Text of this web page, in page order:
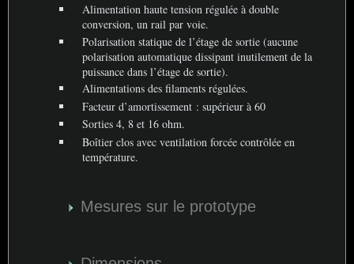
Alimentation haute tension régulée à double
conversion, un rail par voie.
Polarisation statique de l’étage de sortie (aucune
polarisation automatique dissipant inutilement de la
puissance dans l’étage de sortie).
Alimentations des filaments régulées.
Facteur d’amortissement : supérieur à 60
Sorties 4, 8 et 16 ohm.
Boîtier clos avec ventilation forcée contrôlée en
température.
Mesures sur le prototype